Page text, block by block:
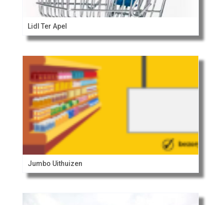
Lidl Ter Apel
Jumbo Uithuizen